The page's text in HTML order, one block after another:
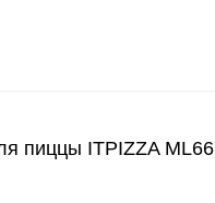
ITPIZZA ML66